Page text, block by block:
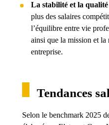
La stabilité et la
plus des salaires
l’équilibre entre vie
ainsi que la mission et la
entreprise.
Tendances
Selon le benchmark 2025